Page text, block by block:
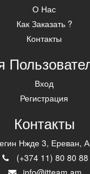
О Нас
Как Заказать ?
Контакты
Вход
Регистрация
Контакты
Нжде 3, Ереван,
(+374 11) 80 80 88